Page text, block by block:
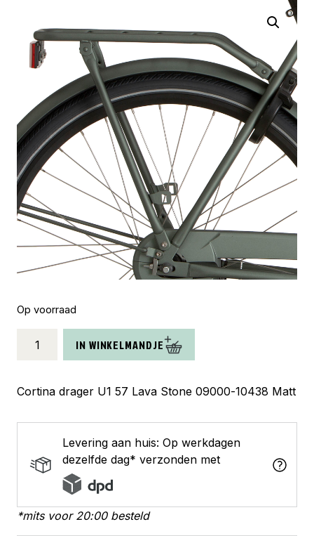
Op voorraad
achterdrager
57
stone
aantal
IN WINKELMANDJE
Cortina drager U1 57 Lava Stone 09000-10438 Matt
Levering aan huis: Op werkdagen
dezelfde dag* verzonden met
*mits voor 20:00 besteld